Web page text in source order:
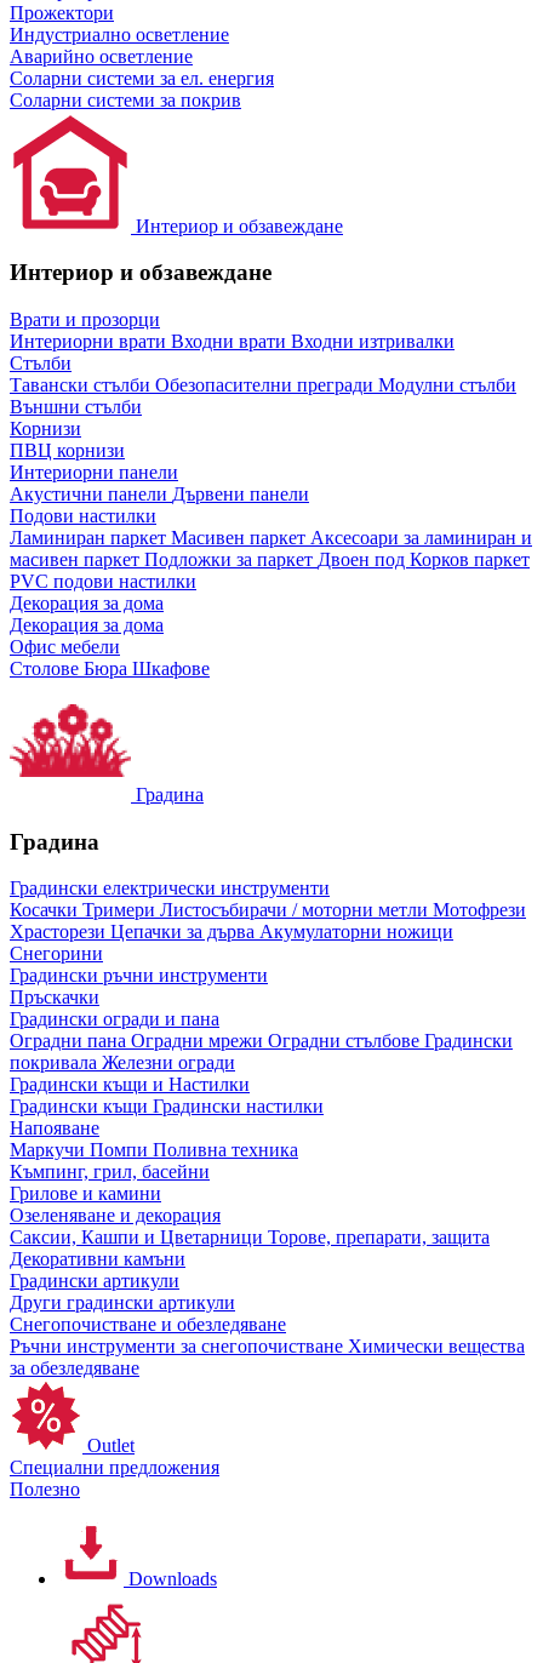
Прожектори
Индустриално осветление
Аварийно осветление
Соларни системи за ел. енергия
Соларни системи за покрив
Интериор и обзавеждане
Интериор и обзавеждане
Врати и прозорци
Интериорни врати Входни врати Входни изтривалки
Стълби
Тавански стълби Обезопасителни прегради Модулни стълби
Външни стълби
Корнизи
ПВЦ корнизи
Интериорни панели
Акустични панели Дървени панели
Подови настилки
Ламиниран паркет Масивен паркет Аксесоари за ламиниран и
масивен паркет Подложки за паркет Двоен под Корков паркет
PVC подови настилки
Декорация за дома
Декорация за дома
Офис мебели
Столове Бюра Шкафове
Градина
Градина
Градински електрически инструменти
Косачки Тримери Листосъбирачи / моторни метли Мотофрези
Храсторези Цепачки за дърва Акумулаторни ножици
Снегорини
Градински ръчни инструменти
Пръскачки
Градински огради и пана
Оградни пана Оградни мрежи Оградни стълбове Градински
покривала Железни огради
Градински къщи и Настилки
Градински къщи Градински настилки
Напояване
Маркучи Помпи Поливна техника
Къмпинг, грил, басейни
Грилове и камини
Озеленяване и декорация
Саксии, Кашпи и Цветарници Торове, препарати, защита
Декоративни камъни
Градински артикули
Други градински артикули
Снегопочистване и обезледяване
Ръчни инструменти за снегопочистване Химически вещества
за обезледяване
Outlet
Специални предложения
Полезно
Downloads